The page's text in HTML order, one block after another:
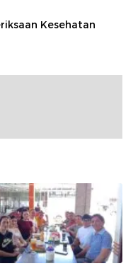
Kesehatan